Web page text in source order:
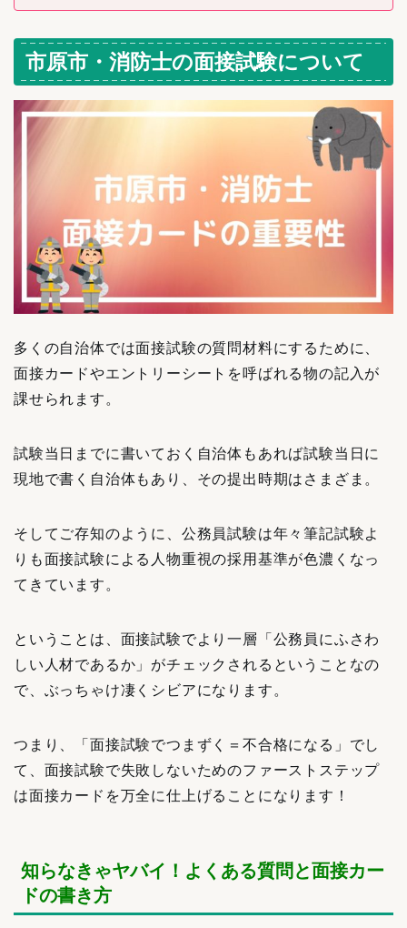
市原市・消防士の面接試験について
多くの自治体では面接試験の質問材料にするために、
面接カードやエントリーシートを呼ばれる物の記入が
課せられます。
試験当日までに書いておく自治体もあれば試験当日に
現地で書く自治体もあり、その提出時期はさまざま。
そしてご存知のように、公務員試験は年々筆記試験よ
りも面接試験による人物重視の採用基準が色濃くなっ
てきています。
ということは、面接試験でより一層「公務員にふさわ
しい人材であるか」がチェックされるということなの
で、ぶっちゃけ凄くシビアになります。
つまり、「面接試験でつまずく＝不合格になる」でし
て、面接試験で失敗しないためのファーストステップ
は面接カードを万全に仕上げることになります！
知らなきゃヤバイ！よくある質問と面接カー
ドの書き方